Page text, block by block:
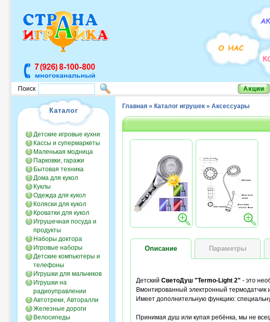
Поиск Акции
Каталог
Детские игровые кухни
Кассы и супермаркеты
Маленькая модница
Парковки, гаражи
Бытовая техника
Дома для кукол
Куклы
Одежда для кукол
Коляски для кукол
Кроватки для кукол
Игрушечная посуда и
продукты
Наборы доктора
Игровые наборы
Детские компьютеры и
телефоны
Игрушки для мальчиков
Игрушки на
радиоуправлении
Автотреки, Авторалли
Железные дороги
Велосипеды
Главная » Каталог игрушек » Аксессуары
Описание Параметры
Детский СветоДуш "Termo-Light 2" - это
Вмонтированный электронный термодатчик
Имеет дополнительную функцию:
Принимая душ или купая ребёнка, мы не